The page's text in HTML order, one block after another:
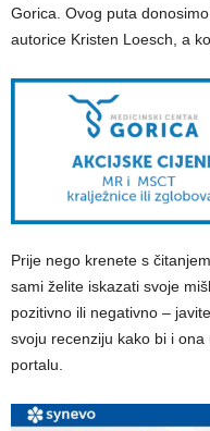
Gorica. Ovog puta
autorice Kristen Loesch, a
Prije nego krenete s
sami želite iskazati svoje
pozitivno ili negativno –
svoju recenziju kako bi i
portalu.